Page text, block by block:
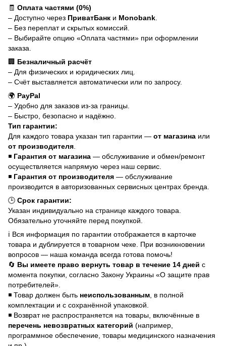
🧾 Оплата частями (0%)
– Доступно через ПриватБанк и Monobank
– Без переплат и скрытых комиссий.
– Выбирайте опцию «Оплата частями» при оформлении
заказа.
🏢 Безналичный расчёт
– Для физических и юридических лиц.
– Счёт выставляется автоматически или по запросу.
🌍 PayPal
– Удобно для заказов из-за границы.
– Быстро, безопасно и надёжно.
Тип гарантии:
Для каждого товара указан тип гарантии — от магазина или
от производителя
◾ Гарантия от магазина — обслуживание и обмен/ремонт
осуществляется напрямую через наш сервис.
◾ Гарантия от производителя — обслуживание
производится в авторизованных сервисных центрах бренда.
🕒 Срок гарантии:
Указан индивидуально на странице каждого товара.
Обязательно уточняйте перед покупкой.
ℹ️ Вся информация по гарантии отображается в карточке
товара и дублируется в товарном чеке. При возникновении
вопросов — наша команда всегда готова помочь!
🔄 Вы имеете право вернуть товар в течение 14 дней с
момента покупки, согласно Закону Украины «О защите прав
потребителей».
◾ Товар должен быть неиспользованным , в полной
комплектации и с сохранённой упаковкой.
◾ Возврат не распространяется на товары, включённые в
перечень невозвратных категорий (например,
программное обеспечение, товары медицинского назначения